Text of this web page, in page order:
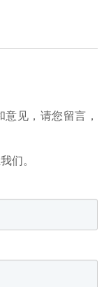
见，请您留言，
们。